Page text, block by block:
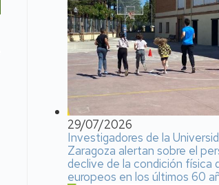
29/07/2026
Investigadores de la
Zaragoza alertan sobre el
declive de la condición física
europeos en los últimos 60